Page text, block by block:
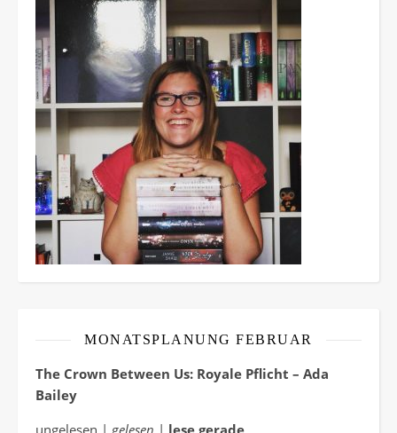
MONATSPLANUNG FEBRUAR
The Crown Between Us: Royale Pflicht – Ada
Bailey